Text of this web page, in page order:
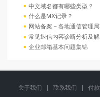
中文域名都有哪些类型？
什么是MX记录？
网站备案－各地通信管理
常见退信内容诊断分析及
企业邮箱基本问题集锦
关于我们 | 联系我们 |
付